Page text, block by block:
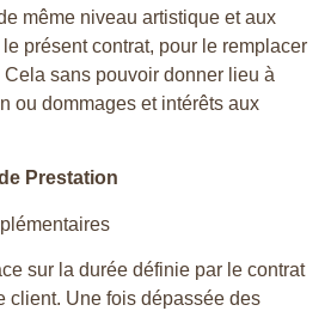
même niveau artistique et aux
présent contrat, pour le remplacer
Cela sans pouvoir donner lieu à
ou dommages et intérêts aux
Prestation
sur la durée définie par le contrat
client. Une fois dépassée des